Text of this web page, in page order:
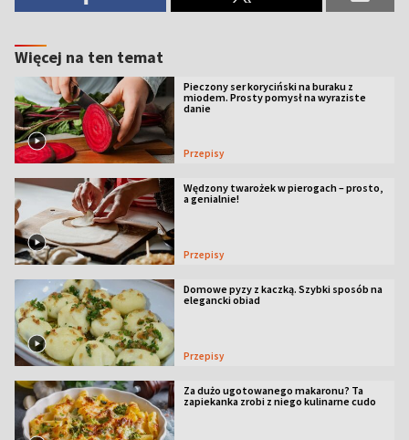
Więcej na ten temat
Pieczony ser koryciński na buraku z
miodem. Prosty pomysł na wyraziste
danie
Przepisy
Wędzony twarożek w pierogach – prosto,
a genialnie!
Przepisy
Domowe pyzy z kaczką. Szybki sposób na
elegancki obiad
Przepisy
Za dużo ugotowanego makaronu? Ta
zapiekanka zrobi z niego kulinarne cudo